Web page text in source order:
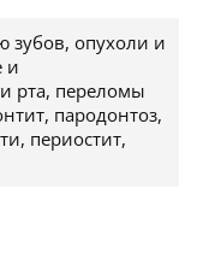
зубов, опухоли и
и
рта, переломы
пародонтоз,
периостит,